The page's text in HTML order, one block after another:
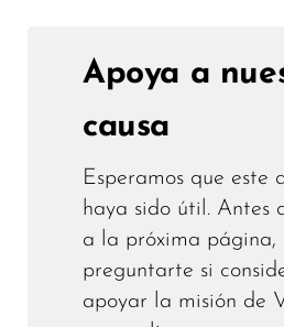
Apoya a
causa
Esperamos que este
haya sido útil. Antes
a la próxima página,
preguntarte si
apoyar la misión de